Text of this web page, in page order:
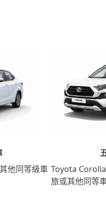
他同等級車 Toyota
旅或其他同等